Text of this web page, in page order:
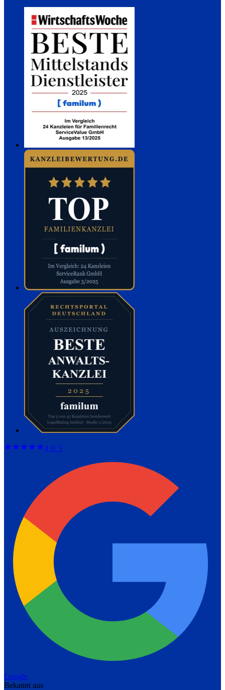
4,9/ 5
Google
Bekannt aus